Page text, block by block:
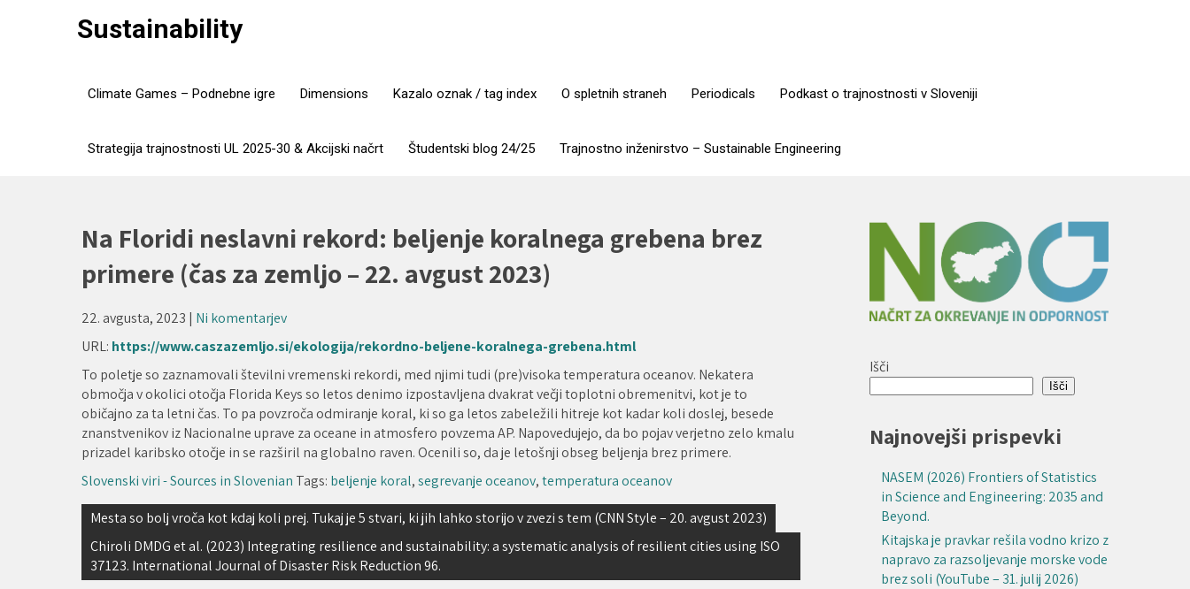
Sustainability
Climate Games – Podnebne igre Dimensions Kazalo oznak / tag index O spletnih straneh Periodicals Podkast o trajnostnosti v Sloveniji
Strategija trajnostnosti UL 2025-30 & Akcijski načrt Študentski blog 24/25 Trajnostno inženirstvo – Sustainable Engineering
Na Floridi neslavni rekord: beljenje koralnega grebena brez
primere (čas za zemljo – 22. avgust 2023)
22. avgusta, 2023 | Ni komentarjev
URL: https://www.caszazemljo.si/ekologija/rekordno-beljene-koralnega-grebena.html
To poletje so zaznamovali številni vremenski rekordi, med njimi tudi (pre)visoka temperatura oceanov. Nekatera
območja v okolici otočja Florida Keys so letos denimo izpostavljena dvakrat večji toplotni obremenitvi, kot je to
običajno za ta letni čas. To pa povzroča odmiranje koral, ki so ga letos zabeležili hitreje kot kadar koli doslej, besede
znanstvenikov iz Nacionalne uprave za oceane in atmosfero povzema AP. Napovedujejo, da bo pojav verjetno zelo kmalu
prizadel karibsko otočje in se razširil na globalno raven. Ocenili so, da je letošnji obseg beljenja brez primere.
Slovenski viri - Sources in Slovenian Tags: beljenje koral,segrevanje oceanov,temperatura oceanov
Navigacija
prispevka
Mesta so bolj vroča kot kdaj koli prej. Tukaj je 5 stvari, ki jih lahko storijo v zvezi s tem (CNN Style – 20. avgust 2023)
Chiroli DMDG et al. (2023) Integrating resilience and sustainability: a systematic analysis of resilient cities using ISO
37123. International Journal of Disaster Risk Reduction 96.
Išči
Išči
Najnovejši prispevki
NASEM (2026) Frontiers of Statistics
in Science and Engineering: 2035 and
Beyond.
Kitajska je pravkar rešila vodno krizo z
napravo za razsoljevanje morske vode
brez soli (YouTube – 31. julij 2026)